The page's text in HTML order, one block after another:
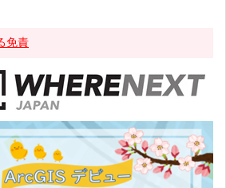
免責